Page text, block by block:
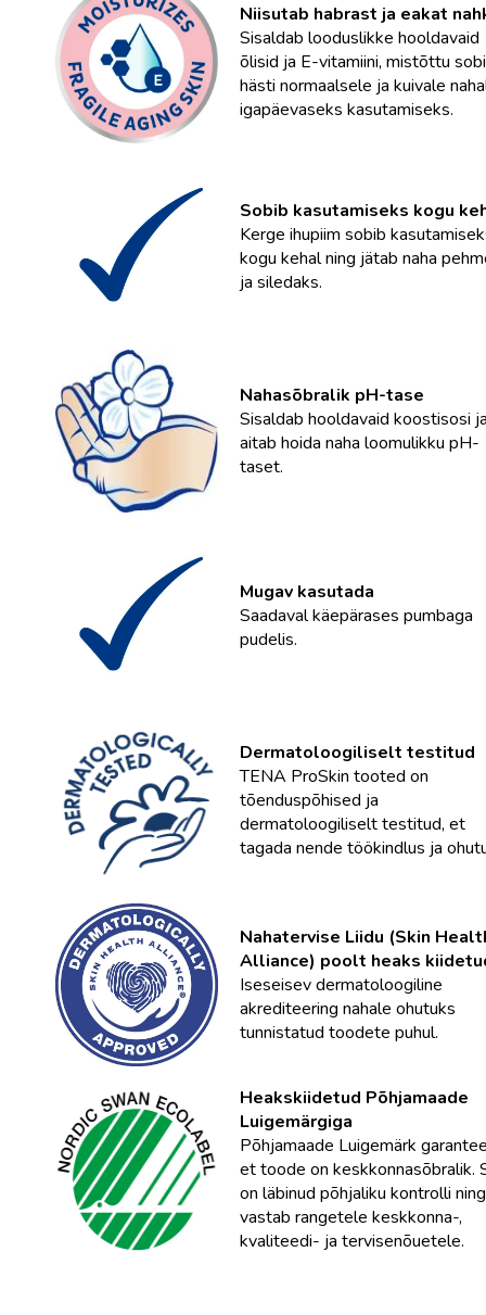
Niisutab habrast ja eakat
Sisaldab looduslikke hooldavaid
õlisid ja E-vitamiini, mistõttu
hästi normaalsele ja kuivale
igapäevaseks kasutamiseks.
Sobib kasutamiseks kogu
Kerge ihupiim sobib
kogu kehal ning jätab naha
ja siledaks.
Nahasõbralik pH-tase
Sisaldab hooldavaid koostisosi
aitab hoida naha loomulikku pH-
taset.
Mugav kasutada
Saadaval käepärases pumbaga
pudelis.
Dermatoloogiliselt testitud
TENA ProSkin tooted on
tõenduspõhised ja
dermatoloogiliselt testitud, et
tagada nende töökindlus ja
Nahatervise Liidu (Skin
Alliance) poolt heaks
Iseseisev dermatoloogiline
akrediteering nahale ohutuks
tunnistatud toodete puhul.
Heakskiidetud Põhjamaade
Luigemärgiga
Põhjamaade Luigemärk
et toode on keskkonnasõbralik.
on läbinud põhjaliku kontrolli ning
vastab rangetele keskkonna-,
kvaliteedi- ja tervisenõuetele.